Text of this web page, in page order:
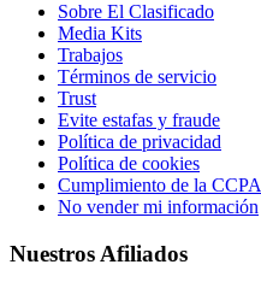
Sobre El Clasificado
Media Kits
Trabajos
Términos de servicio
Trust
Evite estafas y fraude
Política de privacidad
Política de cookies
Cumplimiento de la CCPA
No vender mi información
Nuestros Afiliados